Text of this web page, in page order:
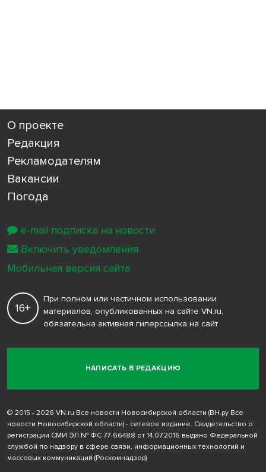
О проекте
Редакция
Рекламодателям
Вакансии
Погода
НАПИСАТЬ В РЕДАКЦИЮ
16+
При полном или частичном использовании
материалов, опубликованных на сайте VN.ru,
обязательна активная гиперссылка на сайт
© 2015 - 2026 VN.ru Все новости Новосибирской области (ВН.ру Все
новости Новосибирской области) - сетевое издание. Свидетельство о
регистрации СМИ ЭЛ № ФС 77-66488 от 14.07.2016 выдано Федеральной
службой по надзору в сфере связи, информационных технологий и
массовых коммуникаций (Роскомнадзор)
e-mail подписка на новости
Включить уведомления
Мобильная версия сайта